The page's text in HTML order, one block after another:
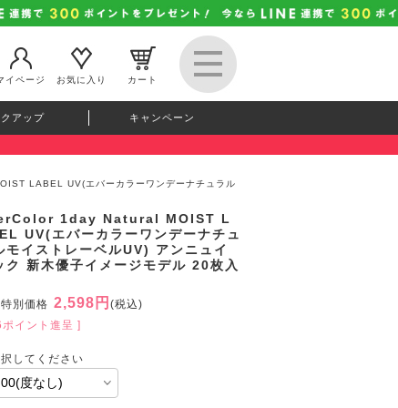
イページ
お気に入り カート
クアップ キャンペーン
LABEL UV(エバーカラーワンデーナチュラル
1day Natural MOIST L
UV(エバーカラーワンデーナチュ
モイストレーベルUV) アンニュイ
ク 新木優子イメージモデル 20枚入
別価格 2,598円 (税込)
イント進呈 ]